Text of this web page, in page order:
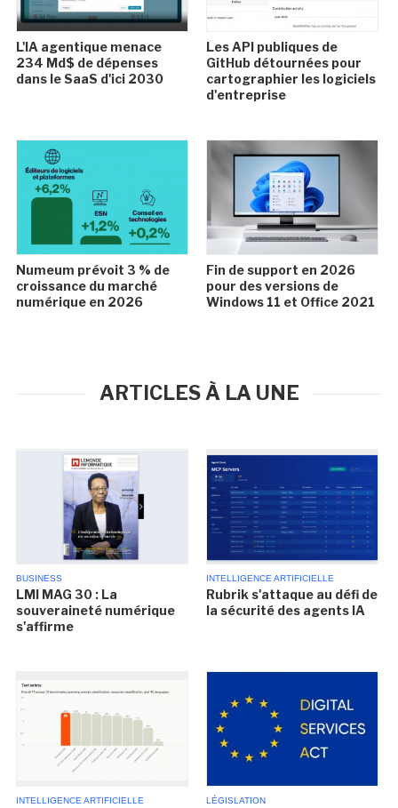
L'IA agentique menace
234 Md$ de dépenses
dans le SaaS d'ici 2030
Les API publiques de
GitHub détournées pour
cartographier les logiciels
d'entreprise
Numeum prévoit 3 % de
croissance du marché
numérique en 2026
Fin de support en 2026
pour des versions de
Windows 11 et Office 2021
ARTICLES À LA UNE
BUSINESS
LMI MAG 30 : La
souveraineté numérique
s'affirme
INTELLIGENCE ARTIFICIELLE
Rubrik s'attaque au défi de
la sécurité des agents IA
INTELLIGENCE ARTIFICIELLE LÉGISLATION